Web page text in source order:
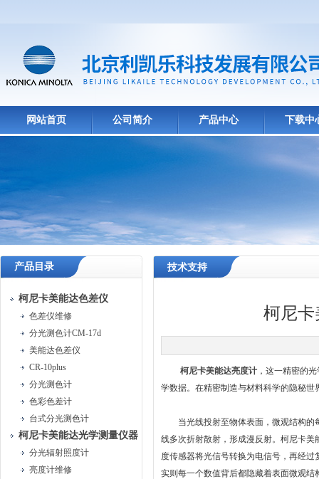
网站首页 公司简介 产品中心 下载中
产品目录
柯尼卡美能达色差仪
色差仪维修
分光测色计CM-17d
美能达色差仪
CR-10plus
分光测色计
色彩色差计
台式分光测色计
柯尼卡美能达光学测量仪器
分光辐射照度计
亮度计维修
技术支持
柯尼卡
柯尼卡美能达亮度计 ，这一精密的
学数据。在精密制造与材料科学的隐秘
当光线投射至物体表面，微观结构的
线多次折射散射，形成漫反射。柯尼卡
度传感器将光信号转换为电信号，再经
实则每一个数值背后都隐藏着表面微观结